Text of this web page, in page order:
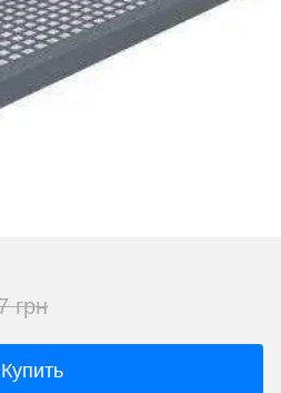
грн
Купить